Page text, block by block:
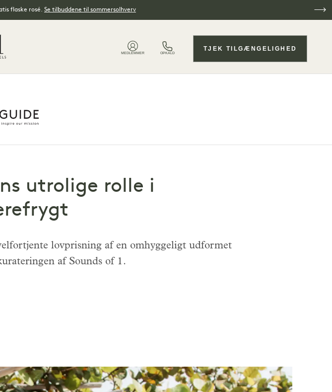
flaske rosé. Se tilbuddene til sommersolhverv
MEDLEMMER OPKALD
TJEK TILGÆNGELIGHED
utrolige rolle i
lovprisning af en omhyggeligt udformet
af Sounds of 1.